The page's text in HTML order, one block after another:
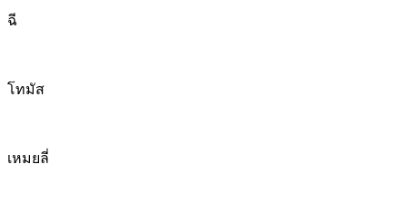
ฉี
โทมัส
เหมยลี่